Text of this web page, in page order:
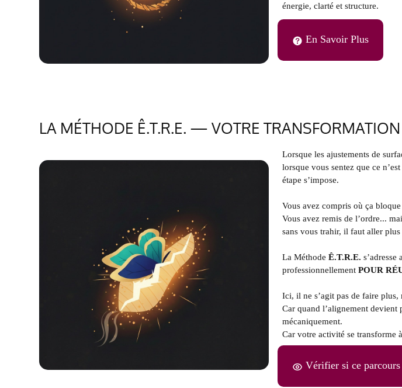
énergie, clarté et structure.
En Savoir Plus
LA MÉTHODE Ê.T.R.E. — VOTRE
Lorsque les ajustements de
lorsque vous sentez que ce
étape s’impose.
Vous avez compris où ça bloque
Vous avez remis de l’ordre...
sans vous trahir, il faut aller
La Méthode Ê.T.R.E.
professionnellement POUR
Ici, il ne s’agit pas de faire
Car quand l’alignement devient
mécaniquement.
Car votre activité se transforme
Vérifier si ce